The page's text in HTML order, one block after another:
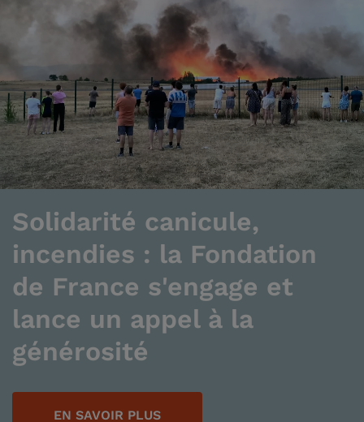
Solidarité canicule,
incendies : la Fondation
de France s'engage et
lance un appel à la
générosité
EN SAVOIR PLUS